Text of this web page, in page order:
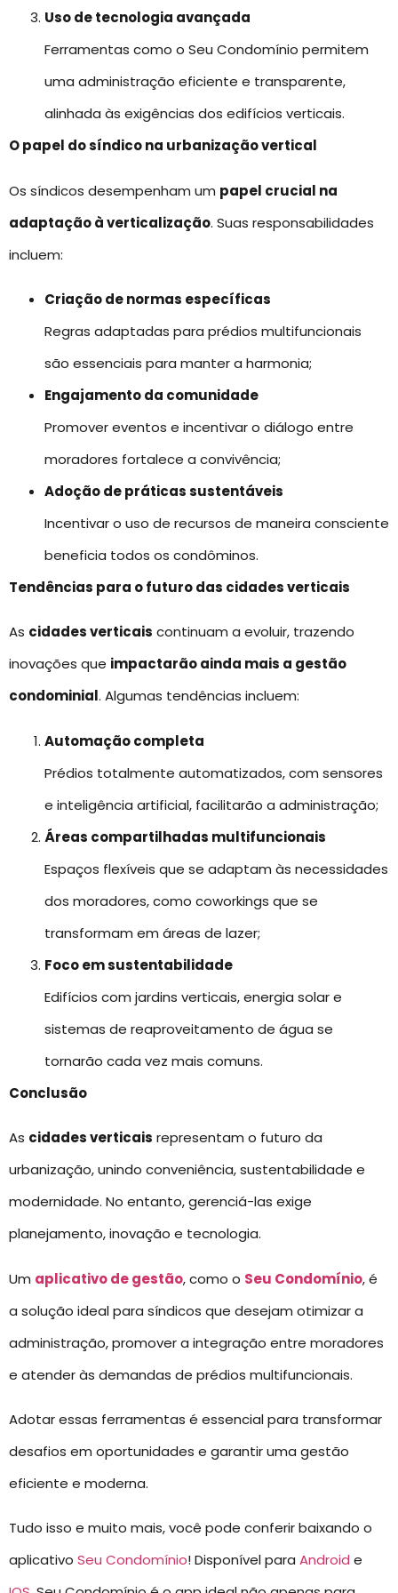
Uso de tecnologia avançada
Ferramentas como o Seu Condomínio permitem
uma administração eficiente e transparente,
alinhada às exigências dos edifícios verticais.
O papel do síndico na urbanização vertical
Os síndicos desempenham um papel crucial na
adaptação à verticalização. Suas responsabilidades
incluem:
Criação de normas específicas
Regras adaptadas para prédios multifuncionais
são essenciais para manter a harmonia;
Engajamento da comunidade
Promover eventos e incentivar o diálogo entre
moradores fortalece a convivência;
Adoção de práticas sustentáveis
Incentivar o uso de recursos de maneira consciente
beneficia todos os condôminos.
Tendências para o futuro das cidades verticais
As cidades verticais continuam a evoluir, trazendo
inovações que impactarão ainda mais a gestão
condominial. Algumas tendências incluem:
Automação completa
Prédios totalmente automatizados, com sensores
e inteligência artificial, facilitarão a administração;
Áreas compartilhadas multifuncionais
Espaços flexíveis que se adaptam às necessidades
dos moradores, como coworkings que se
transformam em áreas de lazer;
Foco em sustentabilidade
Edifícios com jardins verticais, energia solar e
sistemas de reaproveitamento de água se
tornarão cada vez mais comuns.
Conclusão
As cidades verticais representam o futuro da
urbanização, unindo conveniência, sustentabilidade e
modernidade. No entanto, gerenciá-las exige
planejamento, inovação e tecnologia.
Um aplicativo de gestão, como o Seu Condomínio, é
a solução ideal para síndicos que desejam otimizar a
administração, promover a integração entre moradores
e atender às demandas de prédios multifuncionais.
Adotar essas ferramentas é essencial para transformar
desafios em oportunidades e garantir uma gestão
eficiente e moderna.
Tudo isso e muito mais, você pode conferir baixando o
aplicativo Seu Condomínio! Disponível para Android e